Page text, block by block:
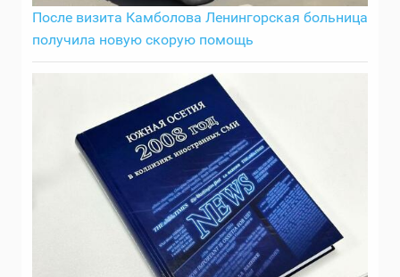
После визита Камболова Ленингорская больница
получила новую скорую помощь